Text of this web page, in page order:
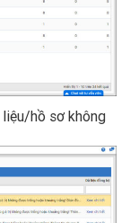
hồ sơ không